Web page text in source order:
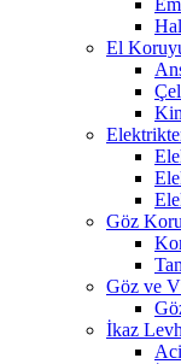
El
Göz
Göz ve
İkaz